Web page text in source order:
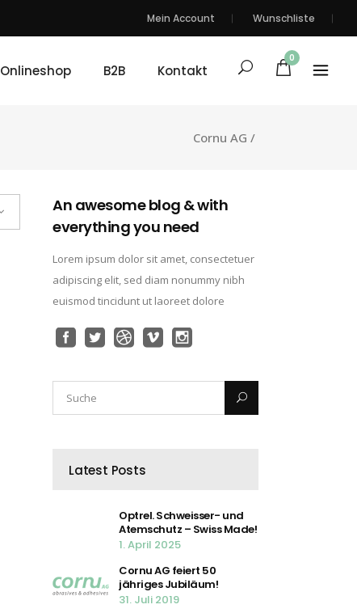
Mein Account Wunschliste
Onlineshop B2B Kontakt
0
Cornu AG /
An awesome blog & with
everything you need
Lorem ipsum dolor sit amet, consectetuer
adipiscing elit, sed diam nonummy nibh
euismod tincidunt ut laoreet dolore
Latest Posts
Optrel. Schweisser- und
Atemschutz – Swiss Made!
1. April 2025
Cornu AG feiert 50
jähriges Jubiläum!
31. Juli 2019